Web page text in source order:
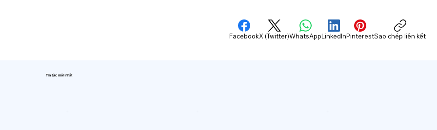
FacebookX (Twitter)WhatsAppLinkedInPinterestSao chép liên kết
Tin tức mới nhất